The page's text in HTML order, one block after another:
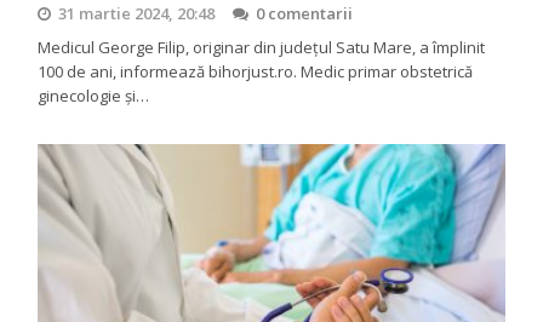
31 martie 2024, 20:48
0 comentarii
Medicul George Filip, originar din județul Satu Mare, a împlinit
100 de ani, informează bihorjust.ro. Medic primar obstetrică
ginecologie și…